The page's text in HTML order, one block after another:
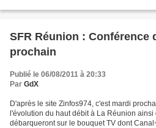
SFR Réunion : Conférence
prochain
Publié le 06/08/2011 à 20:33
Par GdX
D'après le site Zinfos974, c'est mardi
l'évolution du haut débit à La Réunion
débarqueront sur le bouquet TV dont